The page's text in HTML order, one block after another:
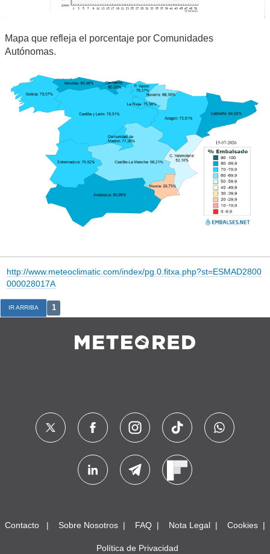
Mapa que refleja el porcentaje por Comunidades
Autónomas.
http://www.meteoclimatic.com/index/pg.0.fitxa.php?st=ESMAD2800
000028017A
IR ARRIBA 1
Contacto Sobre Nosotros FAQ Nota Legal Cookies
Política de Privacidad